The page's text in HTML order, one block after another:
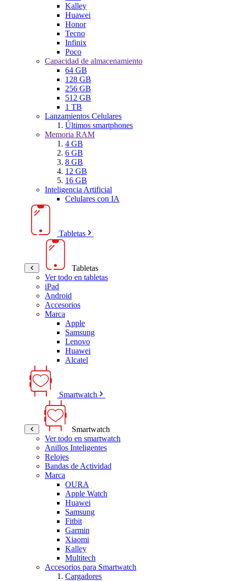
Kalley
Huawei
Honor
Tecno
Infinix
Poco
Capacidad de almacenamiento
64 GB
128 GB
256 GB
512 GB
1 TB
Lanzamientos Celulares
Últimos smartphones
Memoria RAM
4 GB
6 GB
8 GB
12 GB
16 GB
Inteligencia Artificial
Celulares con IA
Tabletas
Tabletas
Ver todo en tabletas
iPad
Android
Accesorios
Marca
Apple
Samsung
Lenovo
Huawei
Alcatel
Smartwatch
Smartwatch
Ver todo en smartwatch
Anillos Inteligentes
Relojes
Bandas de Actividad
Marca
OURA
Apple Watch
Huawei
Samsung
Fitbit
Garmin
Xiaomi
Kalley
Multitech
Accesorios para Smartwatch
Cargadores